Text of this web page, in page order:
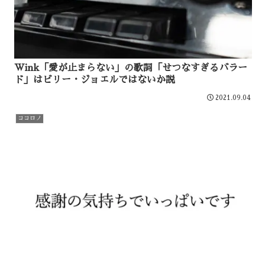
Wink「愛が止まらない」の歌詞「せつなすぎるバラー
ド」はビリー・ジョエルではないか説
2021.09.04
ココロノ